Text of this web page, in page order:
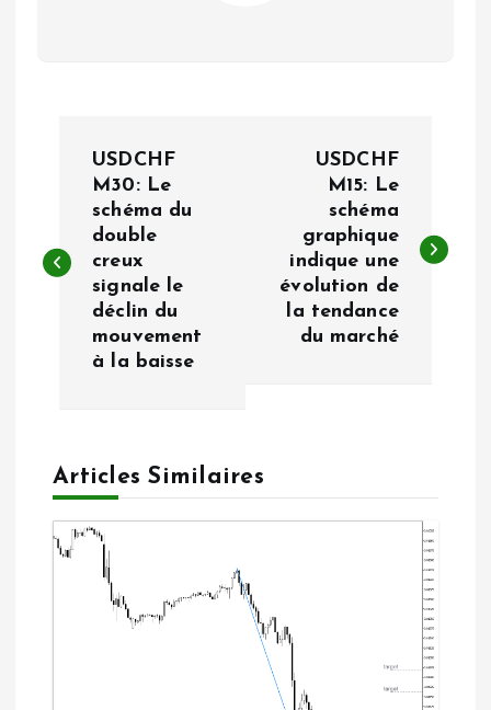
v
USDCHF
M30: Le
schéma du
double
creux
signale le
déclin du
mouvement
à la baisse
USDCHF
M15: Le
schéma
graphique
indique une
évolution de
la tendance
du marché
Articles Similaires